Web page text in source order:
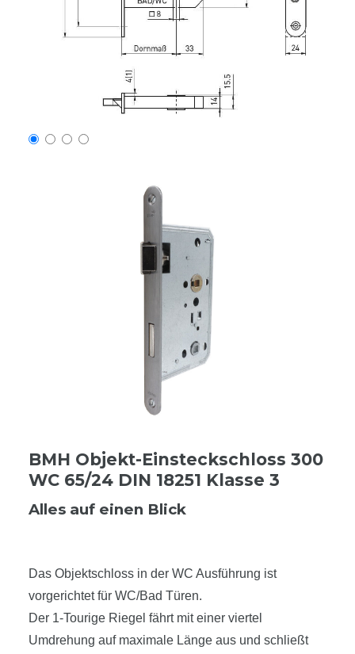
BMH Objekt-Einsteckschloss 300
WC 65/24 DIN 18251 Klasse 3
Alles auf einen Blick
Das Objektschloss in der WC Ausführung ist
vorgerichtet für WC/Bad Türen.
Der 1-Tourige Riegel fährt mit einer viertel
Umdrehung auf maximale Länge aus und schließt